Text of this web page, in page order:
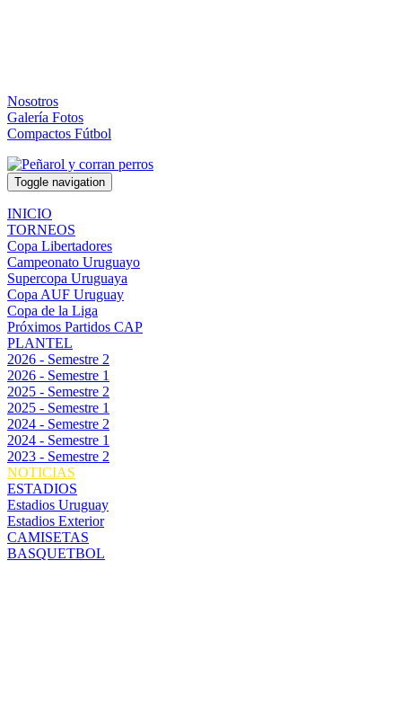
Nosotros
Galería Fotos
Compactos Fútbol
Toggle navigation
INICIO
TORNEOS
Copa Libertadores
Campeonato Uruguayo
Supercopa Uruguaya
Copa AUF Uruguay
Copa de la Liga
Próximos Partidos CAP
PLANTEL
2026 - Semestre 2
2026 - Semestre 1
2025 - Semestre 2
2025 - Semestre 1
2024 - Semestre 2
2024 - Semestre 1
2023 - Semestre 2
NOTICIAS
ESTADIOS
Estadios Uruguay
Estadios Exterior
CAMISETAS
BASQUETBOL